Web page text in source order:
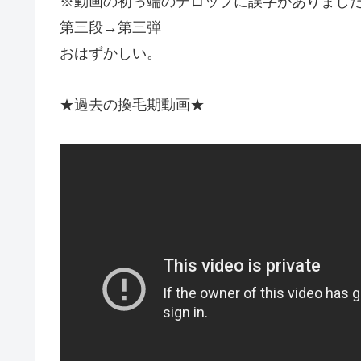
第三段→第三弾
おはずかしい。
★過去の換毛期動画★